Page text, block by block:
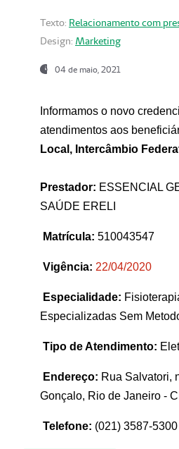
Texto: Relacionamento com
Design: Marketing
04 de maio, 2021
Informamos o novo
atendimentos aos
Local, Intercâmbio
Prestador: ESSENCIAL
SAÚDE ERELI
Matrícula: 510043547
Vigência: 22/04/2020
Especialidade:
Especializadas Sem
Tipo de Atendimento:
Endereço: Rua Salvatori,
Gonçalo, Rio de Janeiro -
Telefone: (021) 3587-5300